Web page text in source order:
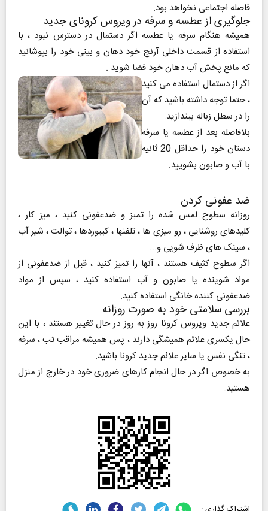
فاصله اجتماعی نخواهد بود.
جلوگیری از عطسه و سرفه در ویروس کرونای جدید
همیشه هنگام سرفه یا عطسه اگر دستمال در دسترس نبود ، با
استفاده از قسمت داخلی آرنج خود دهان و بینی خود را بپوشانید
که مانع پخش آب دهان خود فضا شوید .
اگر از دستمال استفاده می کنید
، حتما توجه داشته باشید که آن
را در سطل زباله بیندازید.
بلافاصله بعد از عطسه یا سرفه
دستان خود را حداقل 20 ثانیه
با آب و صابون بشویید.
ضد عفونی کردن
روزانه سطوح لمس شده را تمیز و ضدعفونی کنید ، میز کار ،
کلیدهای روشنایی ، رو میزی ها ، تلفنها ، کیبوردها ، توالت ، شیر آب
، سینک های ظرف شویی و...
اگر سطوح کثیف هستند ، آنها را تمیز کنید ، قبل از ضدعفونی از
مواد شوینده یا صابون و آب استفاده کنید ، سپس از مواد
ضدعفونی کننده خانگی استفاده کنید.
بررسی سلامتی خود به صورت روزانه
علائم جدید ویروس کرونا روز به روز در حال تغییر هستند ، با این
حال یکسری علائم همیشگی دارند ، پس همیشه مراقب تب ، سرفه
، تنگی نفس یا سایر علائم جدید کرونا باشید.
به خصوص اگر در حال انجام کارهای ضروری خود در خارج از منزل
هستید.